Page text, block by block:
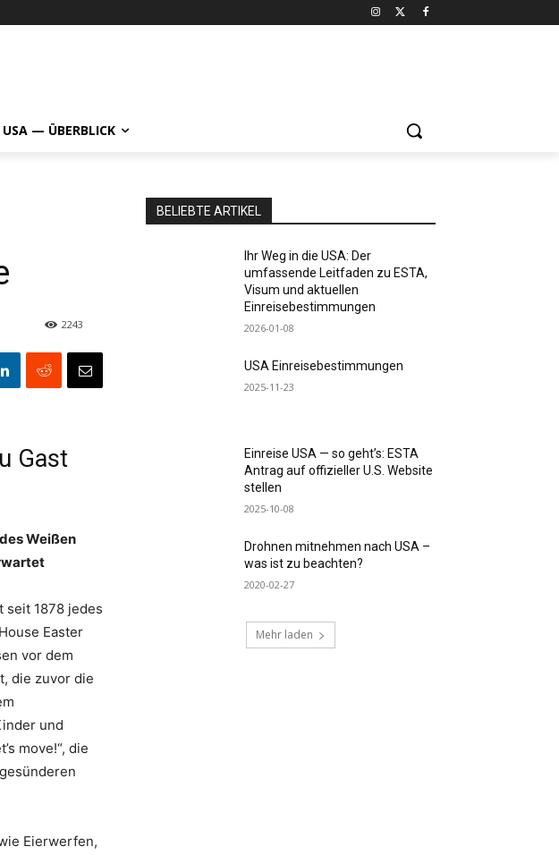
USA — ÜBERBLICK
2243
Gast
Weißen
seit 1878 jedes
Easter
vor dem
die zuvor die
und
move!“, die
Eierwerfen,
BELIEBTE ARTIKEL
Ihr Weg in die USA: Der
umfassende Leitfaden zu ESTA,
Visum und aktuellen
Einreisebestimmungen
2026-01-08
USA Einreisebestimmungen
2025-11-23
Einreise USA — so geht’s: ESTA
Antrag auf offizieller U.S. Website
stellen
2025-10-08
Drohnen mitnehmen nach USA –
was ist zu beachten?
2020-02-27
Mehr laden